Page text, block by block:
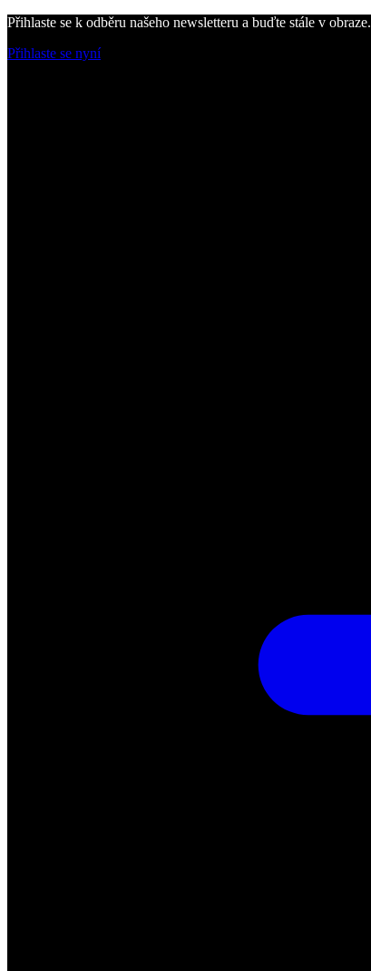
Přihlaste se k odběru našeho newsletteru a buďte stále v obraze.
Přihlaste se nyní